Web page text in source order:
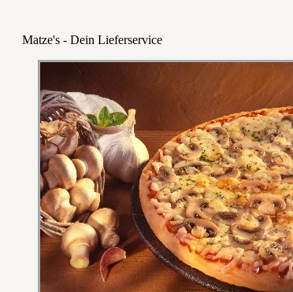
Matze's - Dein Lieferservice